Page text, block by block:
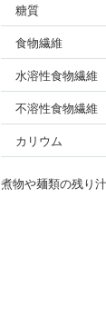
糖質
食物繊維
水溶性食物繊維
不溶性食物繊維
カリウム
煮物や麺類の残り